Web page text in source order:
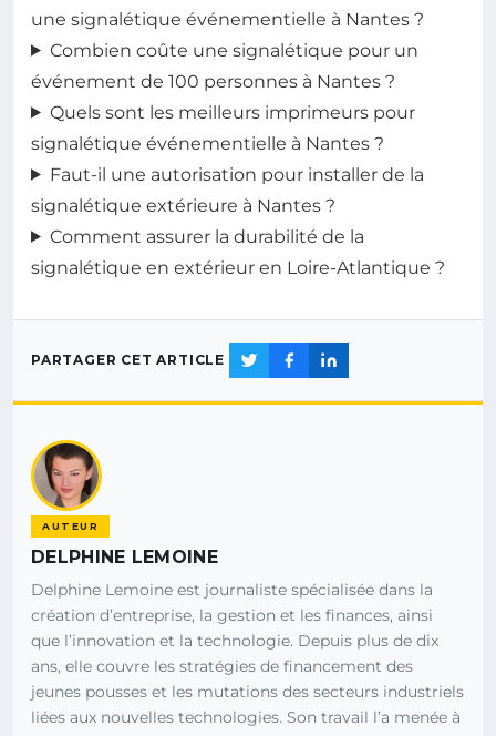
une signalétique événementielle à Nantes ?
Combien coûte une signalétique pour un
événement de 100 personnes à Nantes ?
Quels sont les meilleurs imprimeurs pour
signalétique événementielle à Nantes ?
Faut-il une autorisation pour installer de la
signalétique extérieure à Nantes ?
Comment assurer la durabilité de la
signalétique en extérieur en Loire-Atlantique ?
PARTAGER CET ARTICLE
AUTEUR
DELPHINE LEMOINE
Delphine Lemoine est journaliste spécialisée dans la
création d’entreprise, la gestion et les finances, ainsi
que l’innovation et la technologie. Depuis plus de dix
ans, elle couvre les stratégies de financement des
jeunes pousses et les mutations des secteurs industriels
liées aux nouvelles technologies. Son travail l’a menée à